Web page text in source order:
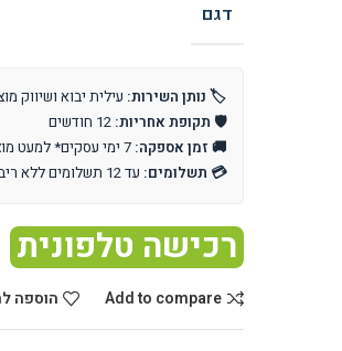
דגם
🏷️ נותן השירות: עילית יבוא ושיווק
🛡️ תקופת אחריות:
🚚 זמן אספקה:
💳 תשלומים: עד 12 תשלומים ללא ריבית והצמדה
רכישה טלפונית
Add to compare הוספה